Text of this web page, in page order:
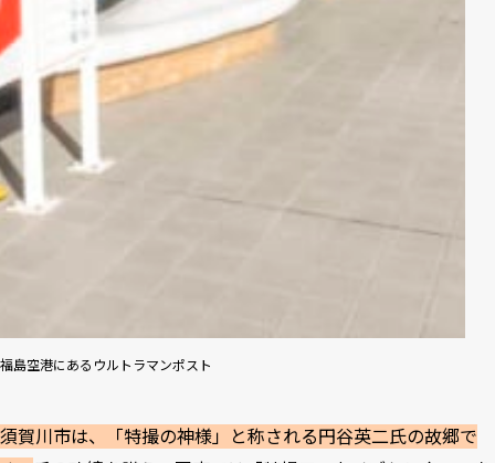
福島空港にあるウルトラマンポスト
須賀川市は、「特撮の神様」と称される円谷英二氏の故郷で